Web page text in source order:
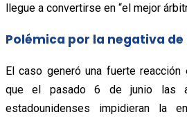
llegue a convertirse en “el mejor
Polémica por la negativa
El caso generó una fuerte
que el pasado 6 de junio las
estadounidenses impidieran la